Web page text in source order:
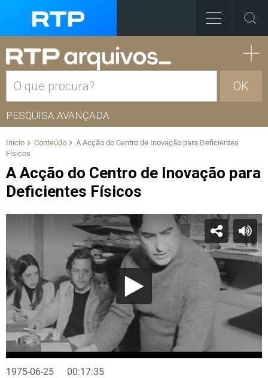
OK
PESQUISA AVANÇADA
Início Conteúdo
A Acção do Centro de Inovação para Deficientes
Físicos
A Acção do Centro de Inovação para
Deficientes Físicos
1975-06-25 00:17:35